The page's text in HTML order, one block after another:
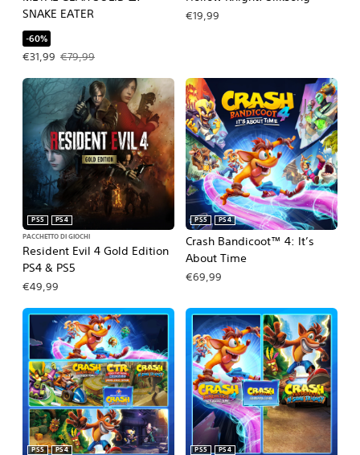
SNAKE EATER
-60%
€31,99
Prezzo in offerta €31,99. Prezzo originale €79,99.
€79,99
€19,99
Resident Evil 4 Gold Edition
PS4 & PS5
PS5
PS4
PACCHETTO DI GIOCHI
€49,99
Crash Bandicoot™ 4: It’s
About Time
PS5 PS4
€69,99
PS5
PS4
PS5
PS4